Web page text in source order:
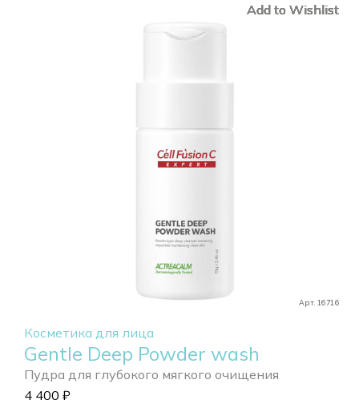
Арт. 16716
Add to Wishlist
Косметика для лица
Gentle Deep Powder wash
Пудра для глубокого мягкого очищения
4 400 ₽
Add to Wishlist
Add to Wishlist
Add to Wishlist
Add to Wishlist
Add to Wishlist
Add to Wishlist
Add to Wishlist
Add to Wishlist
Add to Wishlist
Add to Wishlist
Add to Wishlist